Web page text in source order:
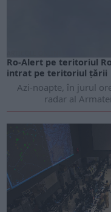
Ro-Alert pe teritoriul
intrat pe teritoriul țării
Azi-noapte, în jurul
radar al